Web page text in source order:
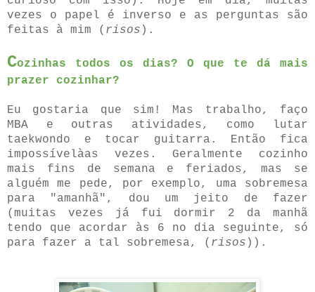
vezes o papel é inverso e as perguntas são
feitas à mim ( risos ).
Cozinhas todos os dias? O que te dá mais
prazer cozinhar?
Eu gostaria que sim! Mas trabalho, faço
MBA e outras atividades, como lutar
taekwondo e tocar guitarra. Então fica
impossívelàas vezes. Geralmente cozinho
mais fins de semana e feriados, mas se
alguém me pede, por exemplo, uma sobremesa
para "amanhã", dou um jeito de fazer
(muitas vezes já fui dormir 2 da manhã
tendo que acordar às 6 no dia seguinte, só
para fazer a tal sobremesa, ( risos )).